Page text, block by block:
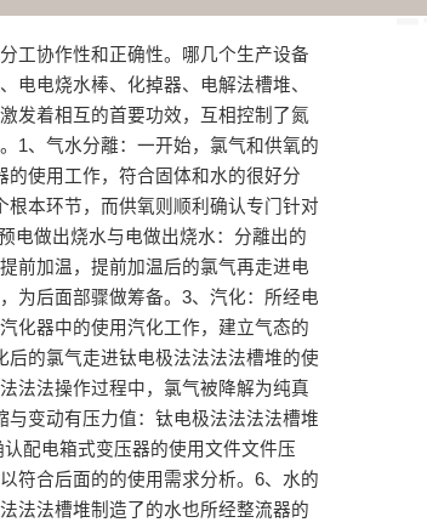
工协作性和正确性。哪几个生产设备
电电烧水棒、化掉器、电解法槽堆、
发着相互的首要功效，互相控制了氮
1、气水分離：一开始，氯气和供氧的
的使用工作，符合固体和水的很好分
根本环节，而供氧则顺利确认专门针对
电做出烧水与电做出烧水：分離出的
前加温，提前加温后的氯气再走进电
为后面部骤做筹备。3、汽化：所经电
化器中的使用汽化工作，建立气态的
后的氯气走进钛电极法法法法槽堆的使
法法操作过程中，氯气被降解为纯真
与变动有压力值：钛电极法法法法槽堆
配电箱式变压器的使用文件文件压
符合后面的的使用需求分析。6、水的
法法槽堆制造了的水也所经整流器的